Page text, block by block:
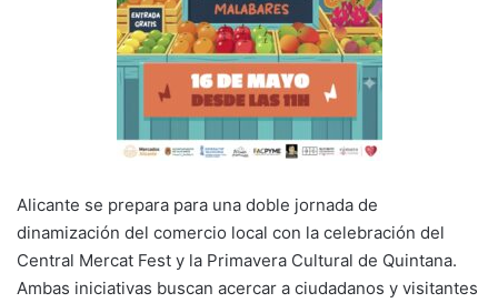
Alicante se prepara para una doble jornada de
dinamización del comercio local con la celebración del
Central Mercat Fest y la Primavera Cultural de Quintana.
Ambas iniciativas buscan acercar a ciudadanos y visitantes